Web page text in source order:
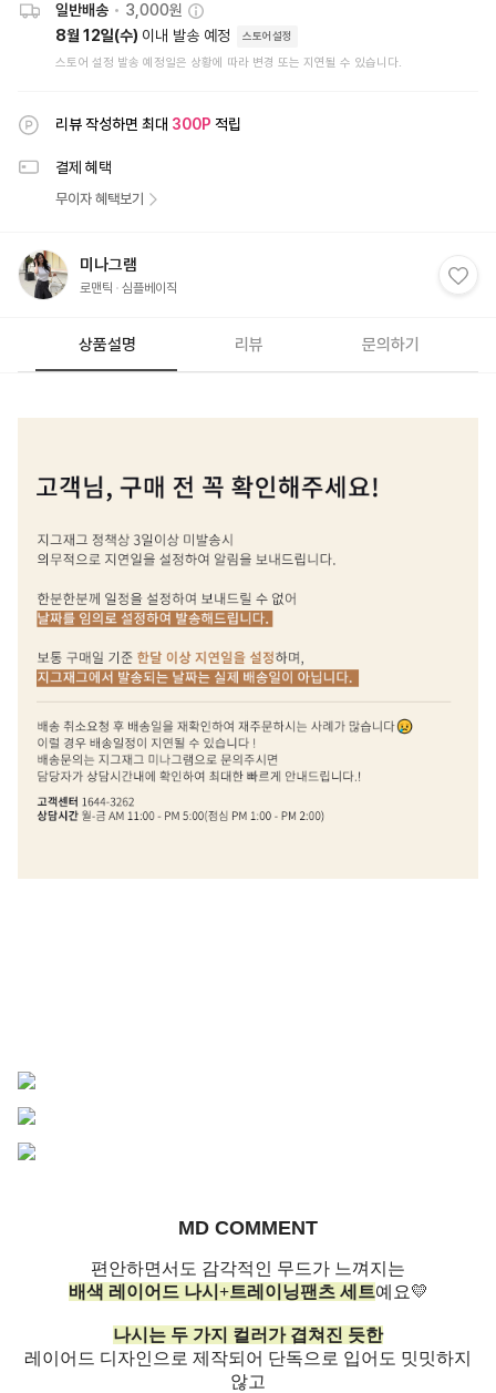
일반배송 • 3,000원
8월 12일(수) 이내 발송 예정 스토어설정
스토어 설정 발송 예정일은 상황에 따라 변경 또는 지연될 수 있습니다.
리뷰 작성하면 최대 300P 적립
결제 혜택
무이자 혜택보기
미나그램
로맨틱 심플베이직
상품설명 리뷰 문의하기
MD COMMENT
편안하면서도 감각적인 무드가 느껴지는
배색 레이어드 나시+트레이닝팬츠 세트예요💛
나시는 두 가지 컬러가 겹쳐진 듯한
레이어드 디자인으로 제작되어 단독으로 입어도 밋밋하지
않고